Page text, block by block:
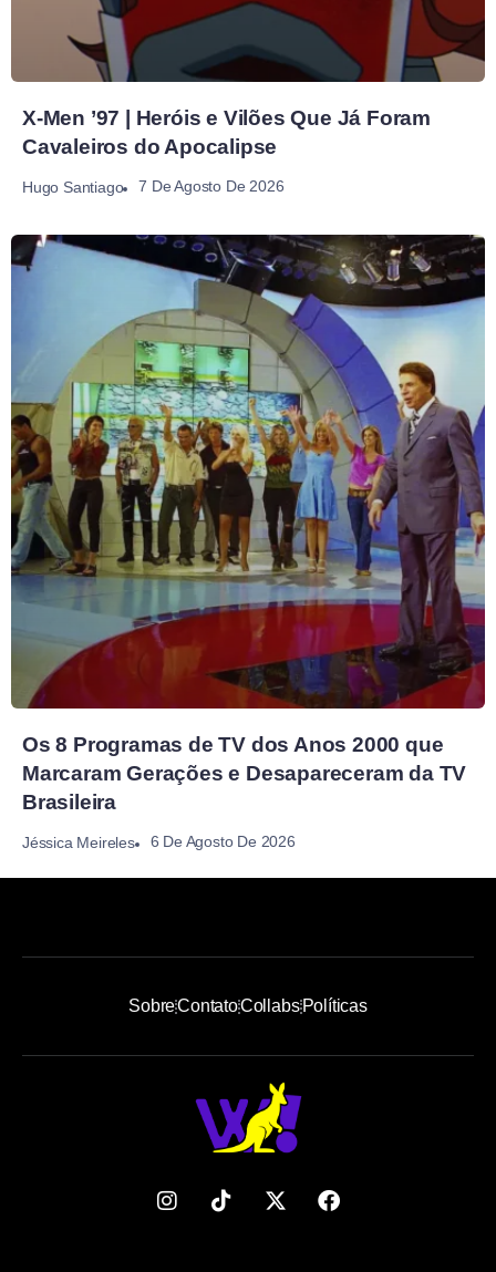
X-Men ’97 | Heróis e Vilões Que Já Foram
Cavaleiros do Apocalipse
Hugo Santiago 7 De Agosto De 2026
Os 8 Programas de TV dos Anos 2000 que
Marcaram Gerações e Desapareceram da TV
Brasileira
Jéssica Meireles 6 De Agosto De 2026
SobreContatoCollabsPolíticas